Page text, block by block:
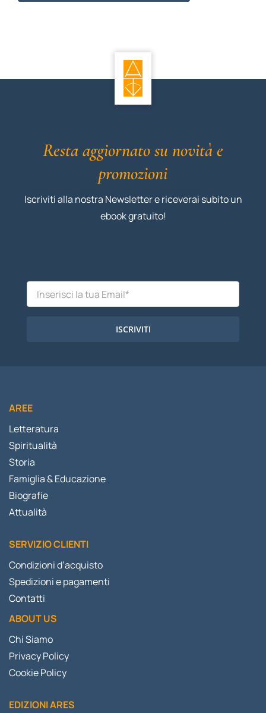
Resta aggiornato su novità e
promozioni
Iscriviti alla nostra Newsletter e riceverai subito un
ebook gratuito!
ISCRIVITI
AREE
Letteratura
Spiritualità
Storia
Famiglia & Educazione
Biografie
Attualità
SERVIZIO CLIENTI
Condizioni d’acquisto
Spedizioni e pagamenti
Contatti
ABOUT US
Chi Siamo
Privacy Policy
Cookie Policy
EDIZIONI ARES